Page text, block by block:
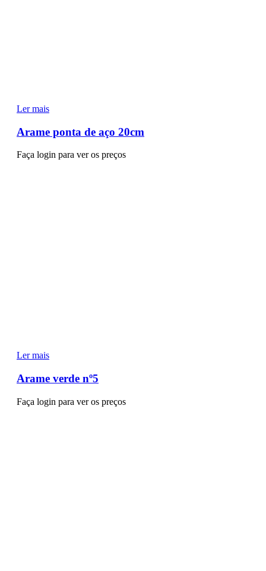
Ler mais
Arame ponta de aço 20cm
Faça login para ver os preços
Ler mais
Arame verde nº5
Faça login para ver os preços